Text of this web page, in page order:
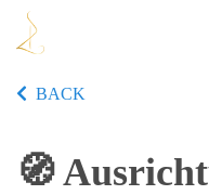
BACK
🧭